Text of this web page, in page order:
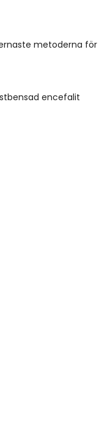
metoderna för
encefalit